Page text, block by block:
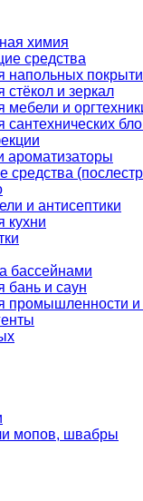
химия
средства
напольных
и зеркал
и
ароматизаторы
и антисептики
кухни
бассейнами
бань и саун
промышленности и
мопов, швабры